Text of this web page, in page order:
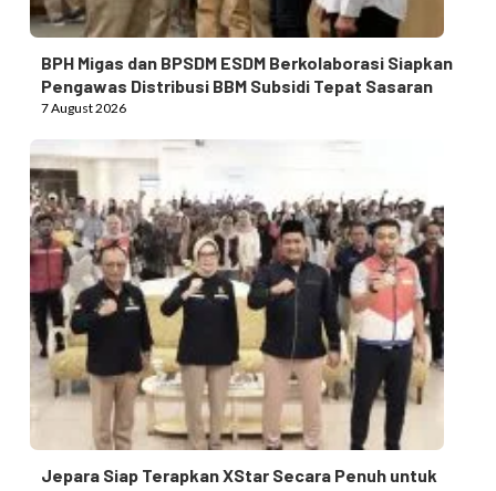
BPH Migas dan BPSDM ESDM Berkolaborasi Siapkan
Pengawas Distribusi BBM Subsidi Tepat Sasaran
7 August 2026
Jepara Siap Terapkan XStar Secara Penuh untuk